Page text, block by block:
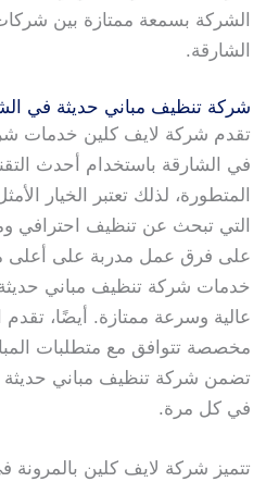
الشركة بسمعة ممتازة بين
الشارقة.
شركة تنظيف مباني حديثة في
تقدم شركة لايف كلين خدمات
في الشارقة باستخدام أحدث
المتطورة، لذلك تعتبر الخيار
التي تبحث عن تنظيف احترافي
على فرق عمل مدربة على أعلى
خدمات شركة تنظيف مباني
عالية وسرعة ممتازة. أيضًا،
مخصصة تتوافق مع متطلبات
تضمن شركة تنظيف مباني حديثة
في كل مرة.
تتميز شركة لايف كلين بالمرونة